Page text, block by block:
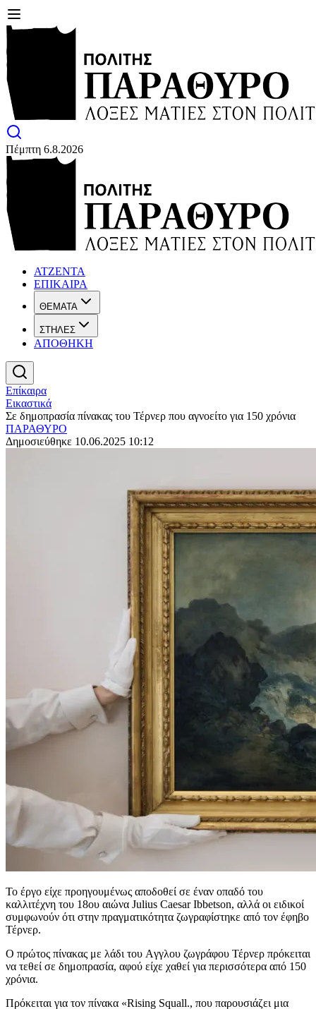
Πέμπτη 6.8.2026
ΑΤΖΕΝΤΑ
ΕΠΙΚΑΙΡΑ
ΘΕΜΑΤΑ
ΣΤΗΛΕΣ
ΑΠΟΘΗΚΗ
Επίκαιρα
Εικαστικά
Σε δημοπρασία πίνακας του Τέρνερ που αγνοείτο για 150 χρόνια
ΠΑΡΑΘΥΡΟ
Δημοσιεύθηκε 10.06.2025 10:12
Το έργο είχε προηγουμένως αποδοθεί σε έναν οπαδό του
καλλιτέχνη του 18ου αιώνα Julius Caesar Ibbetson, αλλά οι ειδικοί
συμφωνούν ότι στην πραγματικότητα ζωγραφίστηκε από τον έφηβο
Τέρνερ.
Ο πρώτος πίνακας με λάδι του Aγγλου ζωγράφου Τέρνερ πρόκειται
να τεθεί σε δημοπρασία, αφού είχε χαθεί για περισσότερα από 150
χρόνια.
Πρόκειται για τον πίνακα «Rising Squall., που παρουσιάζει μια